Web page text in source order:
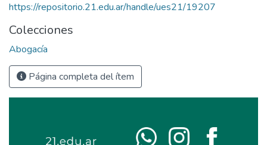
https://repositorio.21.edu.ar/handle/ues21/19207
Colecciones
Abogacía
Página completa del ítem